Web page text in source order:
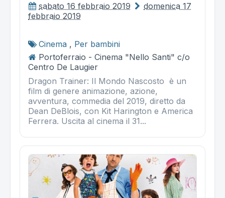
sabato 16 febbraio 2019
domenica 17
febbraio 2019
Cinema , Per bambini
Portoferraio - Cinema "Nello Santi" c/o
Centro De Laugier
Dragon Trainer: Il Mondo Nascosto è un
film di genere animazione, azione,
avventura, commedia del 2019, diretto da
Dean DeBlois, con Kit Harington e America
Ferrera. Uscita al cinema il 31...